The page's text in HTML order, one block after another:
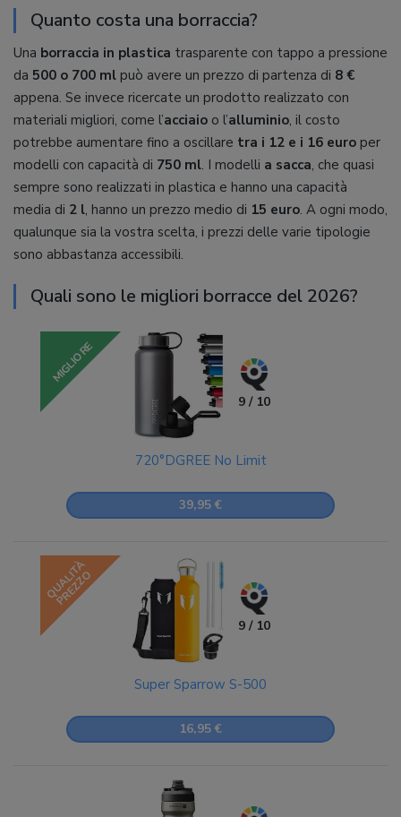
Quanto costa una borraccia?
Una borraccia in plastica trasparente con tappo a pressione
da 500 o 700 ml può avere un prezzo di partenza di 8 €
appena. Se invece ricercate un prodotto realizzato con
materiali migliori, come l’acciaio o l’alluminio, il costo
potrebbe aumentare fino a oscillare tra i 12 e i 16 euro per
modelli con capacità di 750 ml. I modelli a sacca, che quasi
sempre sono realizzati in plastica e hanno una capacità
media di 2 l, hanno un prezzo medio di 15 euro. A ogni modo,
qualunque sia la vostra scelta, i prezzi delle varie tipologie
sono abbastanza accessibili.
Quali sono le migliori borracce del 2026?
MIGLIORE
9 / 10
720°DGREE No Limit
39,95 €
QUALITÀ
PREZZO
9 / 10
Super Sparrow S-500
16,95 €